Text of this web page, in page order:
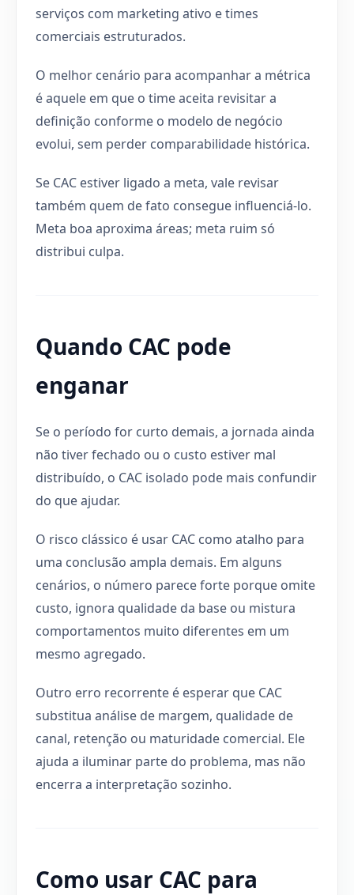
serviços com marketing ativo e times
comerciais estruturados.
O melhor cenário para acompanhar a métrica
é aquele em que o time aceita revisitar a
definição conforme o modelo de negócio
evolui, sem perder comparabilidade histórica.
Se CAC estiver ligado a meta, vale revisar
também quem de fato consegue influenciá-lo.
Meta boa aproxima áreas; meta ruim só
distribui culpa.
Quando CAC pode
enganar
Se o período for curto demais, a jornada ainda
não tiver fechado ou o custo estiver mal
distribuído, o CAC isolado pode mais confundir
do que ajudar.
O risco clássico é usar CAC como atalho para
uma conclusão ampla demais. Em alguns
cenários, o número parece forte porque omite
custo, ignora qualidade da base ou mistura
comportamentos muito diferentes em um
mesmo agregado.
Outro erro recorrente é esperar que CAC
substitua análise de margem, qualidade de
canal, retenção ou maturidade comercial. Ele
ajuda a iluminar parte do problema, mas não
encerra a interpretação sozinho.
Como usar CAC para